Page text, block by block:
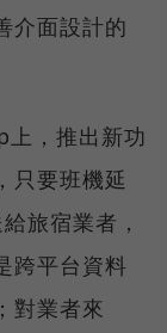
介面設計的
，推出新功
只要班機延
旅宿業者，
跨平台資料
對業者來